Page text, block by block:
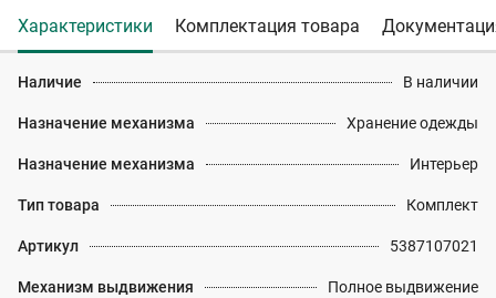
Характеристики Комплектация товара
Наличие В наличии
Назначение механизма Хранение одежды
Назначение механизма Интерьер
Тип товара Комплект
Артикул 5387107021
Механизм выдвижения Полное выдвижение